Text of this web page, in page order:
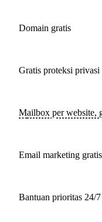
Domain gratis
Gratis proteksi
Mailbox per website,
Email marketing gratis
Bantuan prioritas 24/